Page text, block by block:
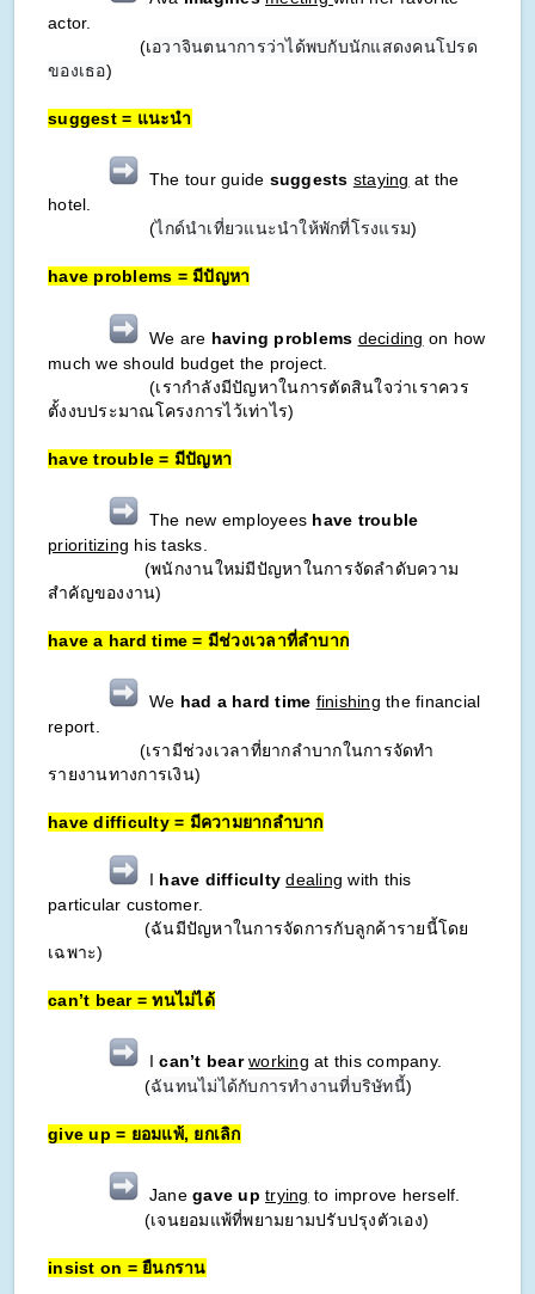
actor.
(เอวาจินตนาการว่าได้พบกับนักแสดงคนโปรด
ของเธอ)
suggest = แนะนำ
The tour guide suggests staying at the
hotel.
(ไกด์นำเที่ยวแนะนำให้พักที่โรงแรม)
have problems = มีปัญหา
We are having problems deciding on how
much we should budget the project.
(เรากำลังมีปัญหาในการตัดสินใจว่าเราควร
ตั้งงบประมาณโครงการไว้เท่าไร)
have trouble = มีปัญหา
The new employees have trouble
prioritizing his tasks.
(พนักงานใหม่มีปัญหาในการจัดลำดับความ
สำคัญของงาน)
have a hard time = มีช่วงเวลาที่ลำบาก
We had a hard time finishing the financial
report.
(เรามีช่วงเวลาที่ยากลำบากในการจัดทำ
รายงานทางการเงิน)
have difficulty = มีความยากลำบาก
I have difficulty dealing with this
particular customer.
(ฉันมีปัญหาในการจัดการกับลูกค้ารายนี้โดย
เฉพาะ)
can’t bear = ทนไม่ได้
Ican’t bear working at this company.
(ฉันทนไม่ได้กับการทำงานที่บริษัทนี้)
give up = ยอมแพ้, ยกเลิก
Janegave up trying to improve herself.
(เจนยอมแพ้ที่พยามยามปรับปรุงตัวเอง)
insist on = ยืนกราน